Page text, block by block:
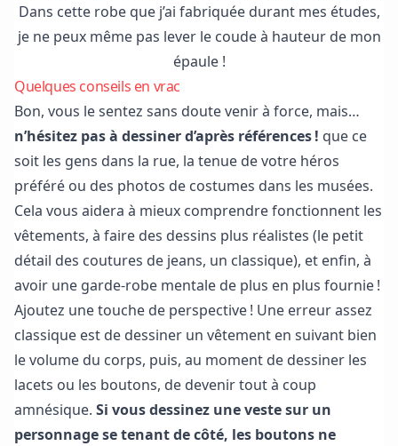
Dans cette robe que j’ai fabriquée durant mes études,
je ne peux même pas lever le coude à hauteur de mon
épaule !
Quelques conseils en vrac
Bon, vous le sentez sans doute venir à force, mais…
n’hésitez pas à dessiner d’après références ! que ce
soit les gens dans la rue, la tenue de votre héros
préféré ou des photos de costumes dans les musées.
Cela vous aidera à mieux comprendre fonctionnent les
vêtements, à faire des dessins plus réalistes (le petit
détail des coutures de jeans, un classique), et enfin, à
avoir une garde-robe mentale de plus en plus fournie !
Ajoutez une touche de perspective ! Une erreur assez
classique est de dessiner un vêtement en suivant bien
le volume du corps, puis, au moment de dessiner les
lacets ou les boutons, de devenir tout à coup
amnésique. Si vous dessinez une veste sur un
personnage se tenant de côté, les boutons ne